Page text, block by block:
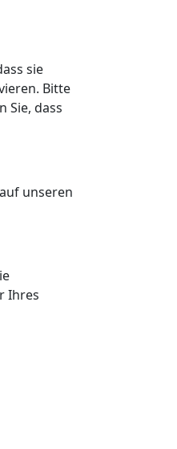
sie
Bitte
Sie, dass
unseren
Ihres